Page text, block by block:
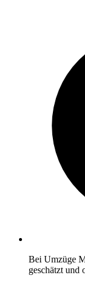
Bei Umzüge
geschätzt und